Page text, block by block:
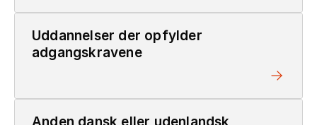
Uddannelser der opfylder
adgangskravene